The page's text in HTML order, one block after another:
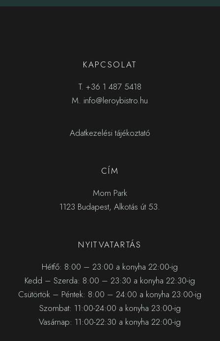
KAPCSOLAT
T. +36 1 487 5418
M. info@leroybistro.hu
Adatkezelési tájékoztató
CÍM
Mom Park
1123 Budapest, Alkotás út 53.
NYITVATARTÁS
Hétfő: 8:00 – 23:00 a konyha 22:00-ig
Kedd – Szerda: 8:00 – 23:30 a konyha 22:30-ig
Csütörtök – Péntek: 8:00 – 24:00 a konyha 23:00-ig
Szombat: 11:00-24:00 a konyha 23:00-ig
Vasárnap: 11:00-22:30 a konyha 22:00-ig